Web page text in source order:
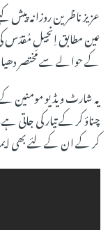
عزیز ناظرین روزانہ پیش
عین مطابق اِنجیلِ مُقدّس
کے حوالے سے مختصر
یہ شارٹ ویڈیو مومنین
چناؤ کر کے تیار کی
کر کے ان کے لئے بھی